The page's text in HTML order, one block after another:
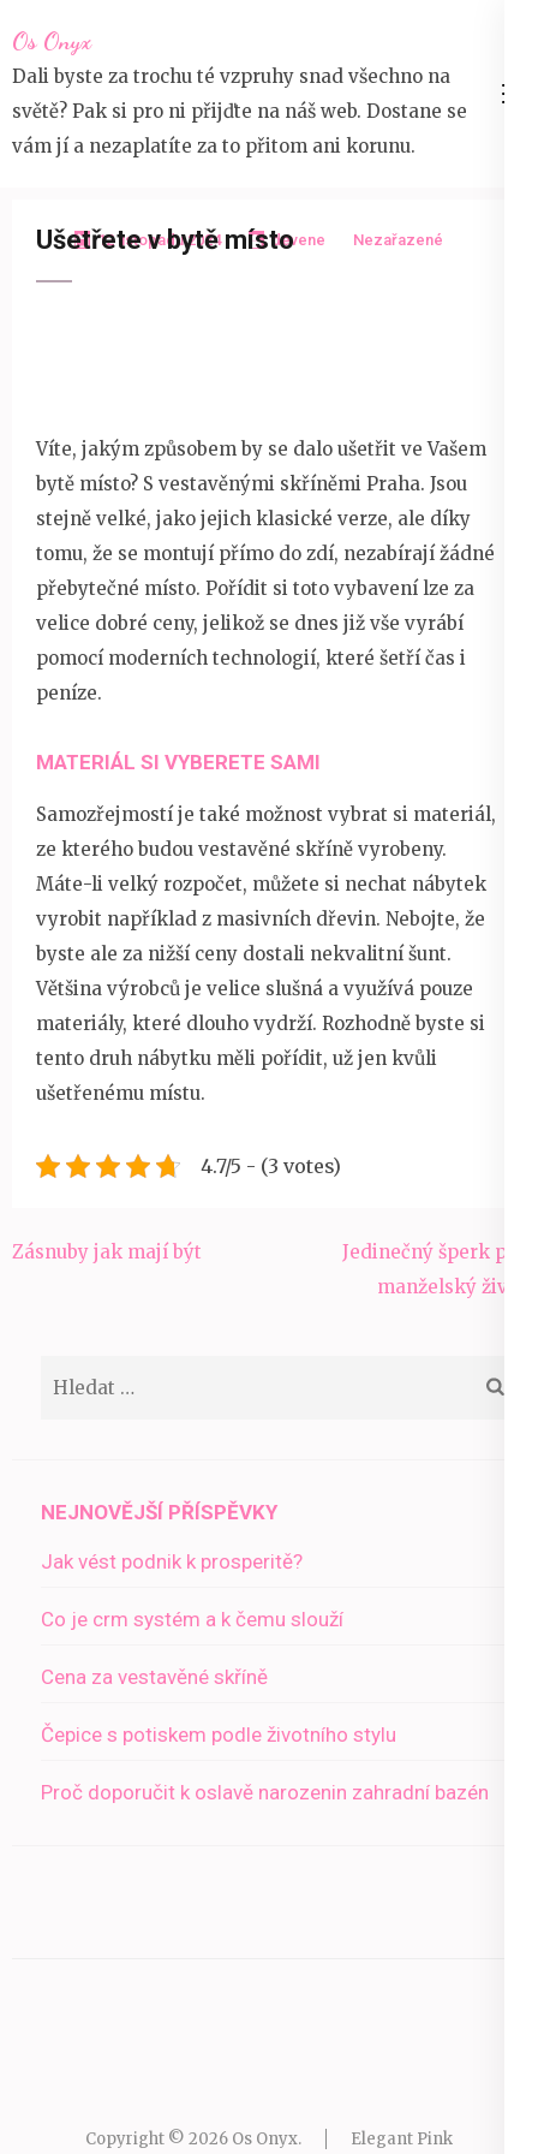
na
obsah
(stiskněte
Enter)
Os Onyx
Dali byste za trochu té vzpruhy snad všechno na
světě? Pak si pro ni přijďte na náš web. Dostane se
vám jí a nezaplatíte za to přitom ani korunu.
12 listopadu 2024 devene Nezařazené
Ušetřete v bytě místo
Víte, jakým způsobem by se dalo ušetřit ve Vašem
bytě místo? S vestavěnými skříněmi Praha. Jsou
stejně velké, jako jejich klasické verze, ale díky
tomu, že se montují přímo do zdí, nezabírají žádné
přebytečné místo. Pořídit si toto vybavení lze za
velice dobré ceny, jelikož se dnes již vše vyrábí
pomocí moderních technologií, které šetří čas i
peníze.
MATERIÁL SI VYBERETE SAMI
Samozřejmostí je také možnost vybrat si materiál,
ze kterého budou vestavěné skříně vyrobeny.
Máte-li velký rozpočet, můžete si nechat nábytek
vyrobit například z masivních dřevin. Nebojte, že
byste ale za nižší ceny dostali nekvalitní šunt.
Většina výrobců je velice slušná a využívá pouze
materiály, které dlouho vydrží. Rozhodně byste si
tento druh nábytku měli pořídit, už jen kvůli
ušetřenému místu.
4.7/5 - (3 votes)
Navigace
Zásnuby jak mají být
Jedinečný šperk pro
manželský život
NEJNOVĚJŠÍ PŘÍSPĚVKY
Jak vést podnik k prosperitě?
Co je crm systém a k čemu slouží
Cena za vestavěné skříně
Čepice s potiskem podle životního stylu
Proč doporučit k oslavě narozenin zahradní bazén
Copyright © 2026 Os Onyx. Elegant Pink